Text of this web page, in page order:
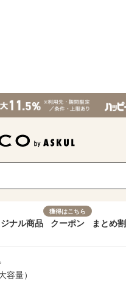
ナル商品
獲得はこちら
クーポン まとめ割
容量）